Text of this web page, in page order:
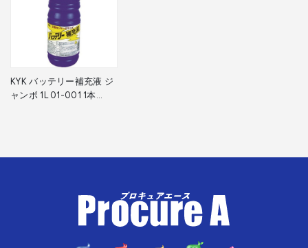
KYK バッテリー補充液 ジ
ャンボ 1L 01-001 1本